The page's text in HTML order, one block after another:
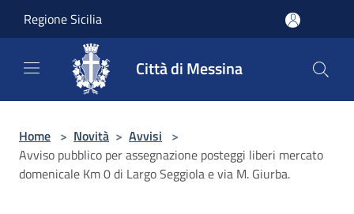
Regione Sicilia
Città di Messina
Home > Novità > Avvisi >
Avviso pubblico per assegnazione posteggi liberi mercato
domenicale Km 0 di Largo Seggiola e via M. Giurba.